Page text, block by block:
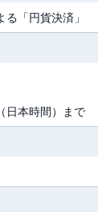
「円貨決済」
日本時間）まで